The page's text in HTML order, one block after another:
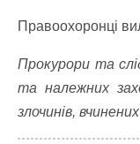
Правоохоронці
Прокурори та
та належних
злочинів,